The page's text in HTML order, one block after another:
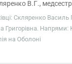
В.Г.,
Д.П.
Скляренко Василь
Григорівна. Напрями:
на Оболоні